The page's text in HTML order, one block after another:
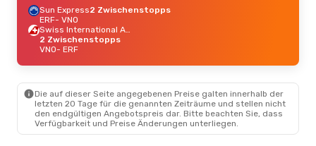
Sun Express2 Zwischenstopps
ERF- VNO
Swiss International Air Lines
2 Zwischenstopps
VNO- ERF
Die auf dieser Seite angegebenen Preise galten innerhalb der
letzten 20 Tage für die genannten Zeiträume und stellen nicht
den endgültigen Angebotspreis dar. Bitte beachten Sie, dass
Verfügbarkeit und Preise Änderungen unterliegen.